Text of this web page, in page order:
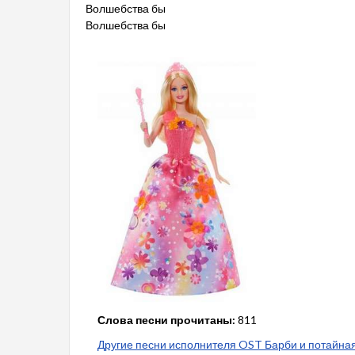
Волшебства бы
Волшебства бы
Слова песни прочитаны: 811
Другие песни исполнителя OST Барби и